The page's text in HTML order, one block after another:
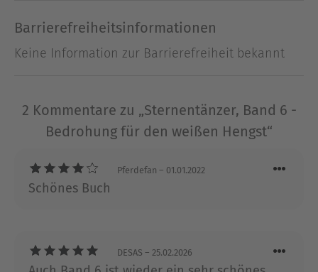
Ausblenden
Barrierefreiheitsinformationen
Keine Information zur Barrierefreiheit bekannt
2 Kommentare zu „Sternentänzer, Band 6 -
Bedrohung für den weißen Hengst“
Pferdefan – 01.01.2022
Schönes Buch
DESAS – 25.02.2026